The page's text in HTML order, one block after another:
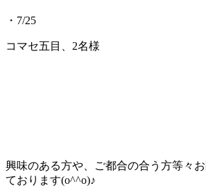
・7/25
コマセ五目、2名様
興味のある方や、ご都合の合う方等々
ております(o^^o)♪